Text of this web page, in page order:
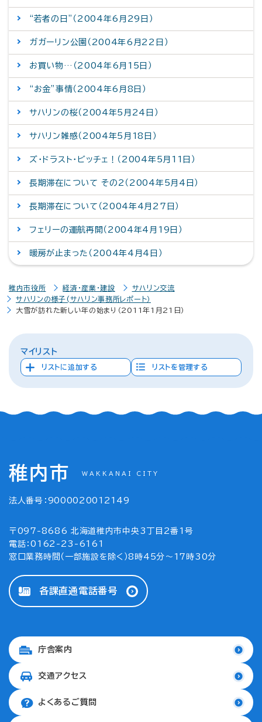
“若者の日”（2004年6月29日）
ガガーリン公園（2004年6月22日）
お買い物…（2004年6月15日）
“お金”事情（2004年6月8日）
サハリンの桜（2004年5月24日）
サハリン雑感（2004年5月18日）
ズ・ドラスト・ビッチェ！（2004年5月11日）
長期滞在について その2（2004年5月4日）
長期滞在について（2004年4月27日）
フェリーの運航再開（2004年4月19日）
暖房が止まった（2004年4月4日）
稚内市役所 経済・産業・建設
サハリン交流
サハリンの様子(サハリン事務所レポート）
大雪が訪れた新しい年の始まり（2011年1月21日）
マイリスト
リストに追加する リストを管理する
稚内市 WAKKANAI CITY
法人番号：9000020012149
〒097-8686 北海道稚内市中央3丁目2番1号
電話：0162-23-6161
窓口業務時間（一部施設を除く）8時45分～17時30分
各課直通電話番号
庁舎案内
交通アクセス
よくあるご質問